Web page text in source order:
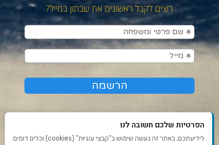
רוצים לקבל ראשונים את שבתון במייל?
הפרטיות שלכם חשובה לנו
לידיעתכם, באתר זה נעשה שימוש ב"קבצי עוגיות" (cookies) וכלים דומים